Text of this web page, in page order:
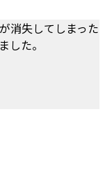
消失してしまった
した。